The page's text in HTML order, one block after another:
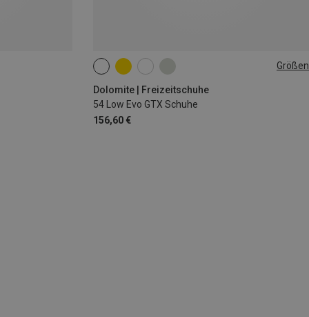
Größen
Dolomite | Freizeitschuhe
54 Low Evo GTX Schuhe
156,60 €